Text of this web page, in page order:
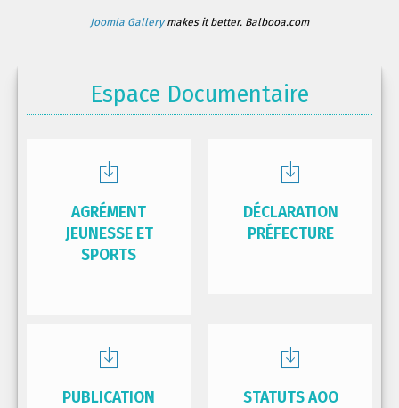
Joomla Gallerymakes it better. Balbooa.com
Espace Documentaire
AGRÉMENT
JEUNESSE ET
SPORTS
DÉCLARATION
PRÉFECTURE
PUBLICATION
STATUTS AOO